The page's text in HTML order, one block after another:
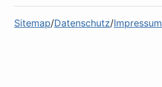
Sitemap Datenschutz Impressum